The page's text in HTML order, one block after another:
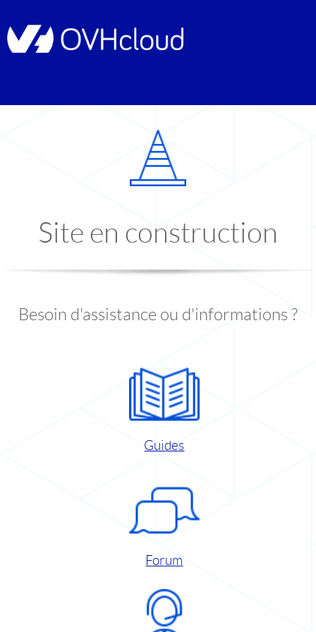
Site en construction
Besoin d'assistance ou d'informations ?
Guides
Forum